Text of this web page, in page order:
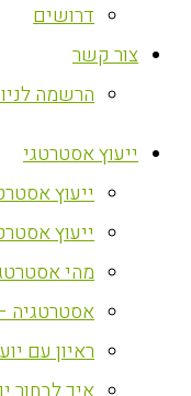
דרושים
צור קשר
הרשמה
ייעוץ אסטרטגי
ייעוץ
ייעוץ
מהי
אסטרטגיה
ראיון עם